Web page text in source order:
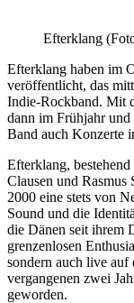
Efterklang
Efterklang haben im
veröffentlicht, das
Indie-Rockband. Mit
dann im Frühjahr
Band auch Konzerte
Efterklang,
Clausen und
2000 eine stets von
Sound und die
die Dänen seit ihrem
grenzenlosen
sondern auch live
vergangenen zwei
geworden.